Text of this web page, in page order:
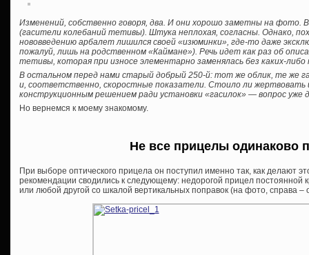
Изменений, собственно говоря, два. И они хорошо заметны на фото.
(гасители колебаний тетивы). Штука неплохая, согласны. Однако,
нововведению арбалет лишился своей «изюминки», где-то даже
пожалуй, лишь на родственном «Каймане»). Речь идет как раз об
тетивы, которая при износе элементарно заменялась без каких-либо
В остальном перед нами старый добрый 250-й: тот же облик, те же
и, соответственно, скоростные показатели. Стоило ли
конструкционным решением ради установки «гасилок» — вопрос уже
Но вернемся к моему знакомому.
Не все прицелы одинаково
При выборе оптического прицела он поступил именно так, как делают
рекомендации сводились к следующему: недорогой прицел постоянной
или любой другой со шкалой вертикальных поправок (на фото, справа –